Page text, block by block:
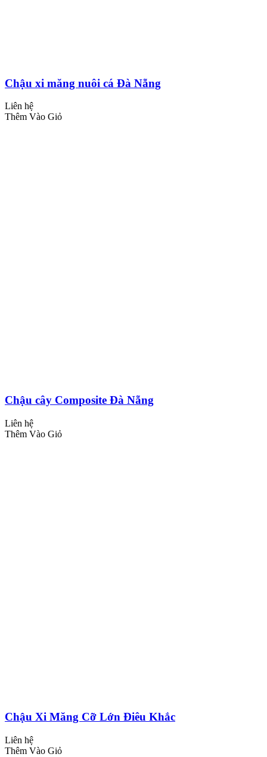
Chậu xi măng nuôi cá Đà Nẵng
Liên hệ
Thêm Vào Giỏ
Chậu cây Composite Đà Nẵng
Liên hệ
Thêm Vào Giỏ
Chậu Xi Măng Cỡ Lớn Điêu Khắc
Liên hệ
Thêm Vào Giỏ